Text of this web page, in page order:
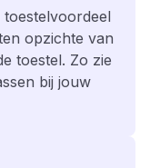
opzichte van
toestel. Zo zie
bij jouw